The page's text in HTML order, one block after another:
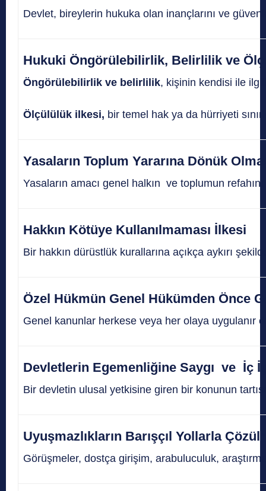
Devlet, bireylerin hukuka olan inançlarını ve
Hukuki Öngörülebilirlik, Belirlilik ve
Öngörülebilirlik ve belirlilik, kişinin kendisi ile
Ölçülülük ilkesi, bir temel hak ya da hürriyeti
Yasaların Toplum Yararına Dönük
Yasaların amacı genel halkın ve toplumun
Hakkın Kötüye Kullanılmaması İlkesi
Bir hakkın dürüstlük kurallarına açıkça aykırı
Özel Hükmün Genel Hükümden Önce
Genel kanunlar herkese veya her olaya uygulanır
Devletlerin Egemenliğine Saygı ve İç
Bir devletin ulusal yetkisine giren bir konunun
Uyuşmazlıkların Barışçıl Yollarla
Görüşmeler, dostça girişim, arabuluculuk,